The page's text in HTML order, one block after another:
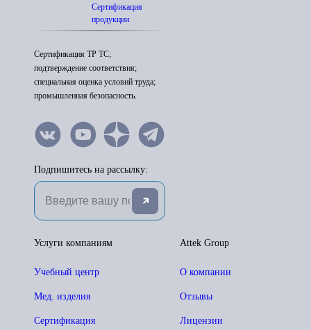
Сертификация
продукции
Сертификация ТР ТС;
подтверждение соответствия;
специальная оценка условий труда;
промышленная безопасность.
Подпишитесь на рассылку:
Attek Group
О компании
Отзывы
Лицензии
Услуги компаниям
Учебный центр
Мед. изделия
Сертификация